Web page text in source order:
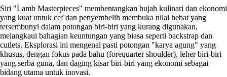
Siri "Lamb Masterpieces" membentangkan hujah kulinari dan ekonomi
yang kuat untuk cef dan penyembelih membuka nilai hebat yang
tersembunyi dalam potongan biri-biri yang kurang digunakan,
melangkaui bahagian keuntungan yang biasa seperti backstrap dan
cutlets. Eksplorasi ini mengenal pasti potongan "karya agung" yang
khusus, dengan fokus pada bahu (forequarter shoulder), leher biri-biri
yang serba guna, dan daging kisar biri-biri yang ekonomi sebagai
bidang utama untuk inovasi.